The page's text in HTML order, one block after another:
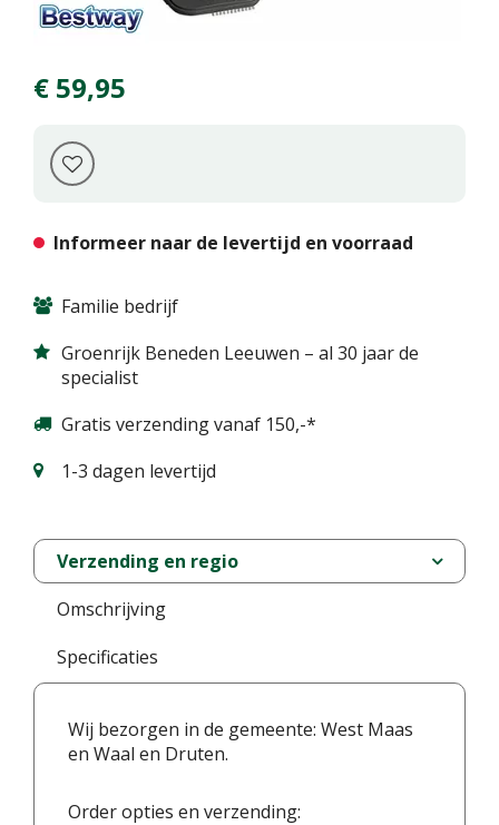
€ 59,95
Informeer naar de levertijd en voorraad
Familie bedrijf
Groenrijk Beneden Leeuwen – al 30 jaar de
specialist
Gratis verzending vanaf 150,-*
1-3 dagen levertijd
Verzending en regio
Omschrijving
Specificaties
Wij bezorgen in de gemeente: West Maas
en Waal en Druten.
Order opties en verzending: